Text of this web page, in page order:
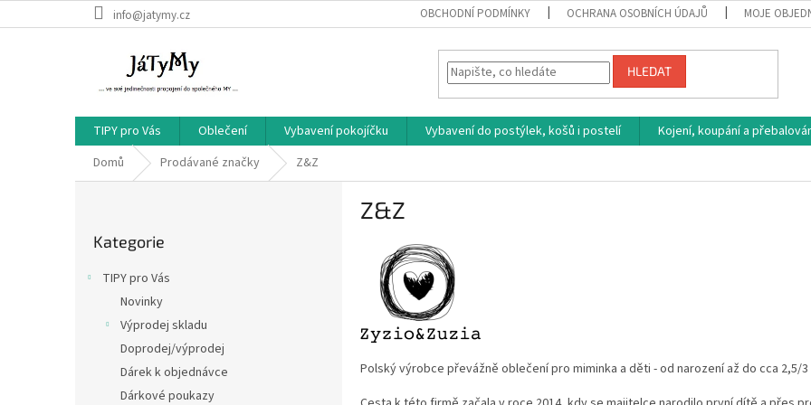
na
info@jatymy.cz OBCHODNÍ PODMÍNKY OCHRANA OSOBNÍCH ÚDAJŮ MOJE
HLEDAT
TIPY pro Vás Oblečení Vybavení pokojíčku Vybavení do postýlek, košů i postelí Kojení, koupání a
Domů
Prodávané značky Z&Z
kategorie
Kategorie
TIPY pro Vás
Novinky
Výprodej skladu
Doprodej/výprodej
Dárek k objednávce
Dárkové poukazy
Z&Z
Polský výrobce převážně oblečení pro miminka a děti - od narození až do cca 2,5/3